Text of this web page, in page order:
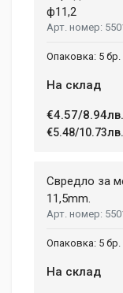
ф11,2
5 бр.
На склад
€4.57/8.94лв.
€5.48/
Свредло за
11,5mm.
5 бр.
На склад